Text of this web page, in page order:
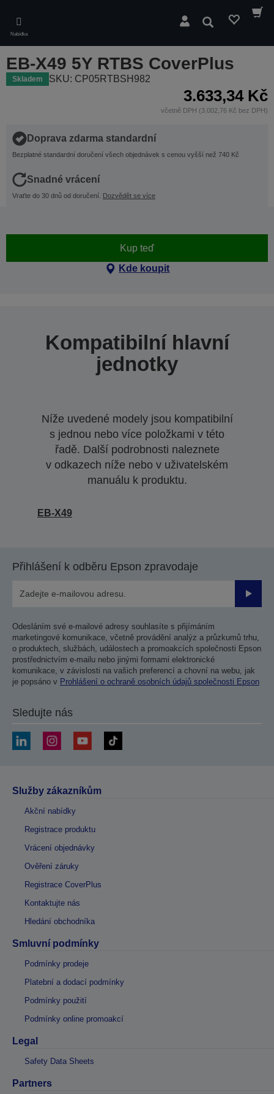
main
content
Nabídka
Hledat
EB-X49 5Y RTBS CoverPlus
Skladem SKU: CP05RTBSH982
3.633,34 Kč
včetně DPH (3.002,76 Kč bez DPH)
Doprava zdarma standardní
Bezplatné standardní doručení všech objednávek s cenou vyšší než 740 Kč
Snadné vrácení
Vraťte do 30 dnů od doručení. Dozvědět se více
Kup teď
Kde koupit
Kompatibilní hlavní
jednotky
Níže uvedené modely jsou kompatibilní
s jednou nebo více položkami v této
řadě. Další podrobnosti naleznete
v odkazech níže nebo v uživatelském
manuálu k produktu.
EB-X49
Přihlášení k odběru Epson zpravodaje
Odesláním své e-mailové adresy souhlasíte s přijímáním
marketingové komunikace, včetně provádění analýz a průzkumů trhu,
o produktech, službách, událostech a promoakcích společnosti Epson
prostřednictvím e-mailu nebo jinými formami elektronické
komunikace, v závislosti na vašich preferencí a chovní na webu, jak
je popsáno v Prohlášení o ochraně osobních údajů společnosti Epson
Sledujte nás
Služby zákazníkům
Akční nabídky
Registrace produktu
Vrácení objednávky
Ověření záruky
Registrace CoverPlus
Kontaktujte nás
Hledání obchodníka
Smluvní podmínky
Podmínky prodeje
Platební a dodací podmínky
Podmínky použití
Podmínky online promoakcí
Legal
Safety Data Sheets
Partners